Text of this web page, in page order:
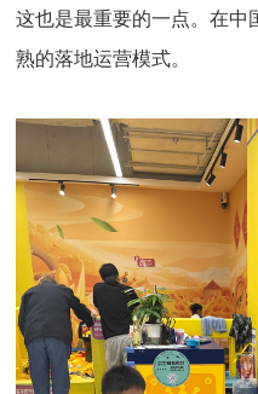
这也是最重要的一点。在中
熟的落地运营模式。